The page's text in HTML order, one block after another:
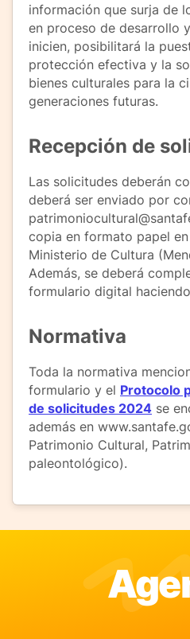
información que surja de
en proceso de desarrollo
inicien, posibilitará la
protección efectiva y la
bienes culturales para la
generaciones futuras.
Recepción de
Las solicitudes deberán
deberá ser enviado por
copia en formato papel
Ministerio de Cultura
Además, se deberá
formulario digital haciendo
Normativa
Toda la normativa
formulario y el Protocolo
de solicitudes 2024 se
además en
Patrimonio Cultural,
paleontológico).